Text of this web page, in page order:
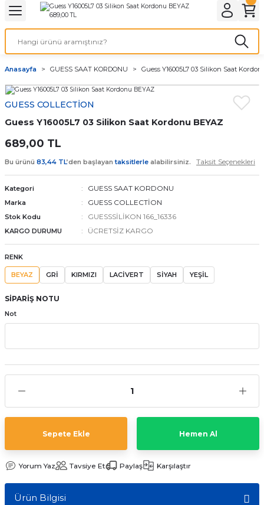
& ELEKTİRİK AYDINLATMA & ELEKTRİK
ve Cihaz Pilleri
ÇEŞİTLERİ
Pili
Kordon Çeşitleri
saat kordonu
Kordonları
Anasayfa GUESS SAAT KORDONU Guess Y16005L7 03 Silikon Saat
GUESS COLLECTİON
Guess Y16005L7 03 Silikon Saat Kordonu BEYAZ
689,00 TL
Bu ürünü 83,44 TL’den başlayantaksitlerle alabilirsiniz. Taksit Seçenekleri
Kategori GUESS SAAT KORDONU
Marka GUESS COLLECTİON
Stok Kodu GUESSSİLİKON 166_16336
KARGO DURUMU ÜCRETSİZ KARGO
RENK
BEYAZ GRİ KIRMIZI LACİVERT SİYAH YEŞİL
SİPARİŞ NOTU
Not
Sepete Ekle Hemen Al
Yorum Yaz Tavsiye Et Paylaş Karşılaştır
Ürün Bilgisi